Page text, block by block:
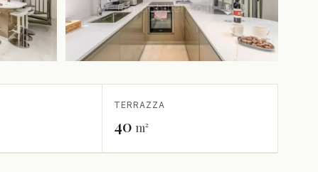
TERRAZZA
40 m²